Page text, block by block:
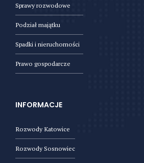
Sprawy rozwodowe
Podział majątku
Spadki i nieruchomości
Prawo gospodarcze
INFORMACJE
Rozwody Katowice
Rozwody Sosnowiec